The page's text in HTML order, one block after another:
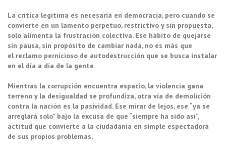
La crítica legítima es necesaria en democracia, pero cuando se
convierte en un lamento perpetuo, restrictivo y sin propuesta,
solo alimenta la frustración colectiva. Ese hábito de quejarse
sin pausa, sin propósito de cambiar nada, no es más que
el reclamo pernicioso de autodestrucción que se busca instalar
en el día a día de la gente.
Mientras la corrupción encuentra espacio, la violencia gana
terreno y la desigualdad se profundiza, otra vía de demolición
contra la nación es la pasividad. Ese mirar de lejos, ese “ya se
arreglará solo” bajo la excusa de que “siempre ha sido así”,
actitud que convierte a la ciudadanía en simple espectadora
de sus propios problemas.